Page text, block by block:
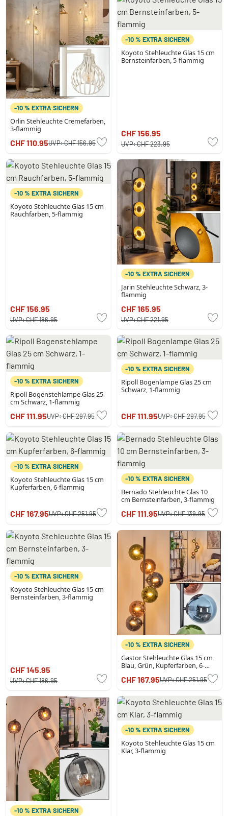
-10 % EXTRA SICHERN
Orlin Stehleuchte Cremefarben,
3-flammig
CHF 110.95UVP:CHF 156.95
-10 % EXTRA SICHERN
Koyoto Stehleuchte Glas 15 cm
Bernsteinfarben, 5-flammig
CHF 156.95
UVP:CHF 223.95
-10 % EXTRA SICHERN
Koyoto Stehleuchte Glas 15 cm
Rauchfarben, 5-flammig
CHF 156.95
UVP:CHF 186.95
-10 % EXTRA SICHERN
Jarin Stehleuchte Schwarz, 3-
flammig
CHF 165.95
UVP:CHF 221.95
-10 % EXTRA SICHERN
Ripoll Bogenstehlampe Glas 25
cm Schwarz, 1-flammig
CHF 111.95UVP:CHF 297.95
-10 % EXTRA SICHERN
Ripoll Bogenlampe Glas 25 cm
Schwarz, 1-flammig
CHF 111.95UVP:CHF 297.95
-10 % EXTRA SICHERN
Koyoto Stehleuchte Glas 15 cm
Kupferfarben, 6-flammig
CHF 167.95UVP:CHF 251.95
-10 % EXTRA SICHERN
Bernado Stehleuchte Glas 10
cm Bernsteinfarben, 3-flammig
CHF 111.95UVP:CHF 139.95
-10 % EXTRA SICHERN
Koyoto Stehleuchte Glas 15 cm
Bernsteinfarben, 3-flammig
CHF 145.95
UVP:CHF 186.95
-10 % EXTRA SICHERN
Gastor Stehleuchte Glas 15 cm
Blau, Grün, Kupferfarben, 6-
CHF 167.95UVP:CHF 251.95
-10 % EXTRA SICHERN
-10 % EXTRA SICHERN
Koyoto Stehleuchte Glas 15 cm
Klar, 3-flammig